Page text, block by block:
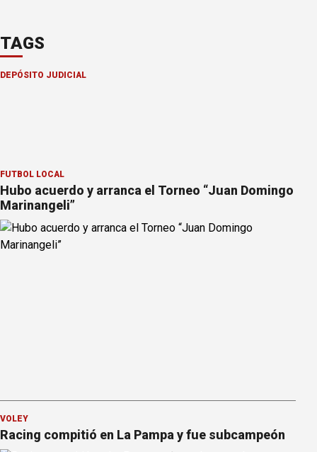
TAGS
DEPÓSITO JUDICIAL
FÚTBOL LOCAL
Hubo acuerdo y arranca el Torneo “Juan Domingo
Marinangeli”
VÓLEY
Racing compitió en La Pampa y fue subcampeón